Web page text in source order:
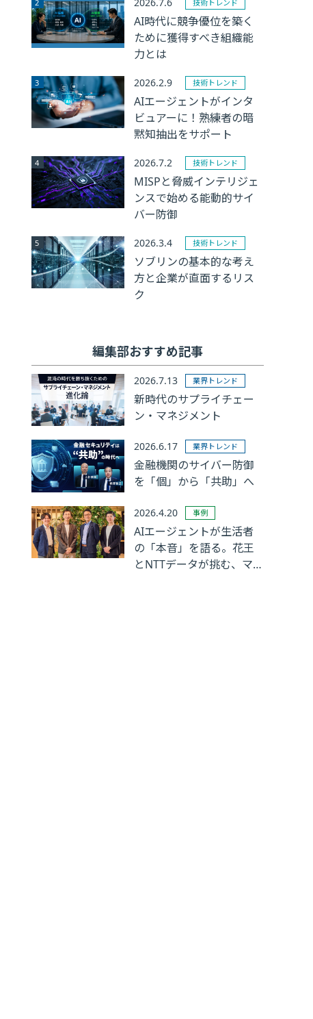
編集部おすすめ記事
2026.7.13 業界トレンド
新時代のサプライチェー
ン・マネジメント
2026.6.17 業界トレンド
金融機関のサイバー防御
を「個」から「共助」へ
2026.4.20 事例
AIエージェントが生活者
の「本音」を語る。花王
とNTTデータが挑む、マ
技術トレンド
AI時代に競争優位を築く
ために獲得すべき組織能
力とは
2026.2.9 技術トレンド
AIエージェントがインタ
ビュアーに！熟練者の暗
黙知抽出をサポート
2026.7.2 技術トレンド
MISPと脅威インテリジェ
ンスで始める能動的サイ
バー防御
2026.3.4 技術トレンド
ソブリンの基本的な考え
方と企業が直面するリス
ク